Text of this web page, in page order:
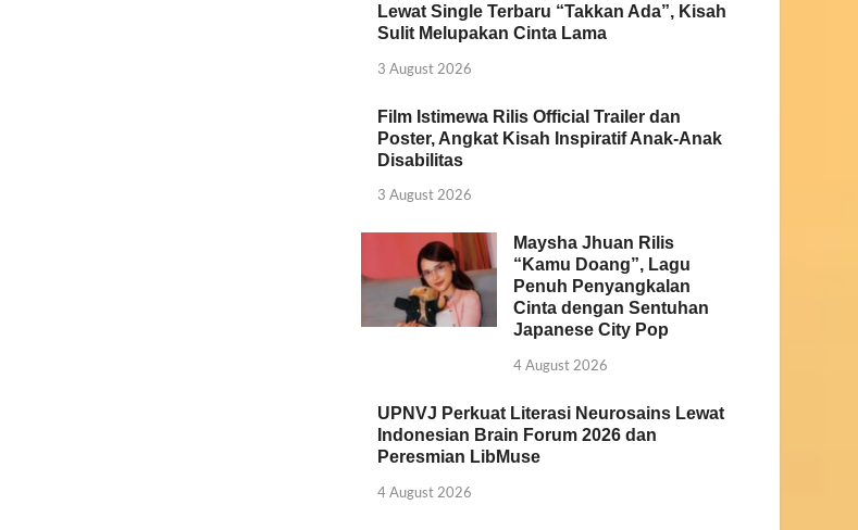
Lewat Single Terbaru “Takkan Ada”, Kisah
Sulit Melupakan Cinta Lama
3 August 2026
Film Istimewa Rilis Official Trailer dan
Poster, Angkat Kisah Inspiratif Anak-Anak
Disabilitas
3 August 2026
Maysha Jhuan Rilis
“Kamu Doang”, Lagu
Penuh Penyangkalan
Cinta dengan Sentuhan
Japanese City Pop
4 August 2026
UPNVJ Perkuat Literasi Neurosains Lewat
Indonesian Brain Forum 2026 dan
Peresmian LibMuse
4 August 2026